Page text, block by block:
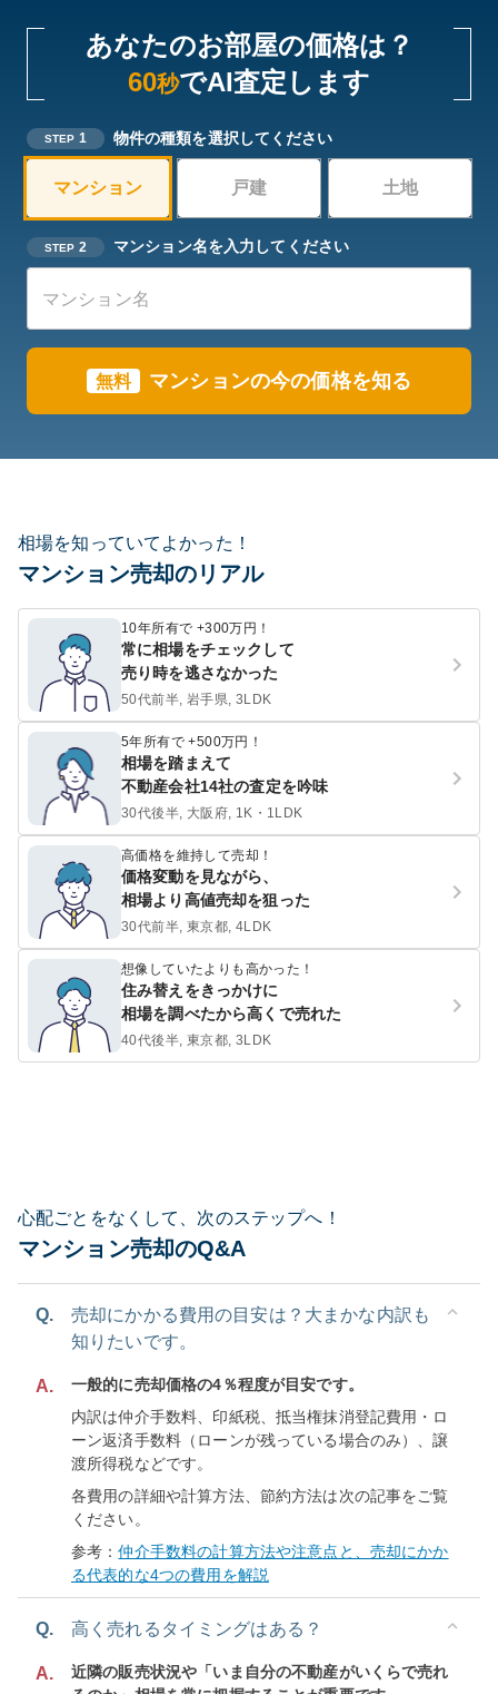
あなたのお部屋の価格は？
60秒でAI査定します
STEP 1 物件の種類を選択してください
マンション 戸建 土地
STEP 2 マンション名を入力してください
無料 マンションの今の価格を知る
相場を知っていてよかった！
マンション売却のリアル
10年所有で +300万円！
常に相場をチェックして
売り時を逃さなかった
50代前半, 岩手県, 3LDK
5年所有で +500万円！
相場を踏まえて
不動産会社14社の査定を吟味
30代後半, 大阪府, 1K・1LDK
高価格を維持して売却！
価格変動を見ながら、
相場より高値売却を狙った
30代前半, 東京都, 4LDK
想像していたよりも高かった！
住み替えをきっかけに
相場を調べたから高くで売れた
40代後半, 東京都, 3LDK
心配ごとをなくして、次のステップへ！
マンション売却のQ&A
Q.
売却にかかる費用の目安は？大まかな内訳も
知りたいです。
A.
一般的に売却価格の4％程度が目安です。
内訳は仲介手数料、印紙税、抵当権抹消登記費用・ロ
ーン返済手数料（ローンが残っている場合のみ）、譲
渡所得税などです。
各費用の詳細や計算方法、節約方法は次の記事をご覧
ください。
参考：仲介手数料の計算方法や注意点と、売却にかか
る代表的な4つの費用を解説
Q. 高く売れるタイミングはある？
A.
近隣の販売状況や「いま自分の不動産がいくらで売れ